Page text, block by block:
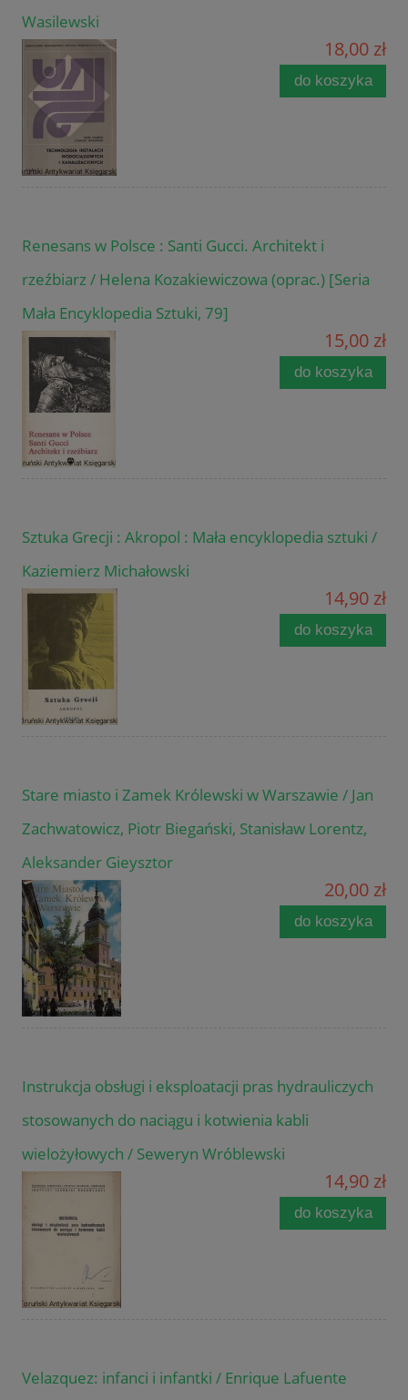
Wasilewski
18,00 zł
do koszyka
Renesans w Polsce : Santi Gucci. Architekt i
rzeźbiarz / Helena Kozakiewiczowa (oprac.) [Seria
Mała Encyklopedia Sztuki, 79]
15,00 zł
do koszyka
Sztuka Grecji : Akropol : Mała encyklopedia sztuki /
Kaziemierz Michałowski
14,90 zł
do koszyka
Stare miasto i Zamek Królewski w Warszawie / Jan
Zachwatowicz, Piotr Biegański, Stanisław Lorentz,
Aleksander Gieysztor
20,00 zł
do koszyka
Instrukcja obsługi i eksploatacji pras hydrauliczych
stosowanych do naciągu i kotwienia kabli
wielożyłowych / Seweryn Wróblewski
14,90 zł
do koszyka
Velazquez: infanci i infantki / Enrique Lafuente